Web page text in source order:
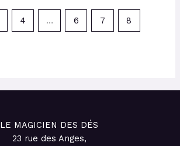
4 … 6 7 8
LE MAGICIEN DES DÉS
23 rue des Anges,